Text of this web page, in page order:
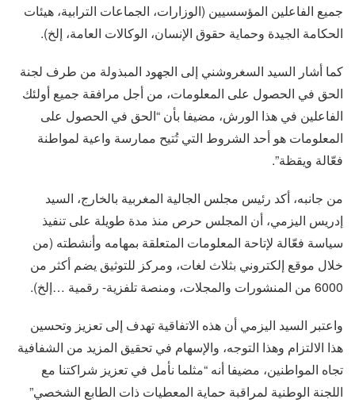
جميع الفاعلين المؤسسيين (الوزارات، الجماعات الترابية، هيئات
الحكامة الجيدة وحماية حقوق الإنسان، الوكالات العامة، إلخ).
كما أشار السيد السغروشني إلى الجهود المبذولة من طرف لجنة
الحق في الحصول على المعلومات، من أجل مرافقة جميع أولئك
الفاعلين في هذا الورش، مضيفا بأن “الحق في الحصول على
المعلومات هو أحد الشروط التي تُتيح ممارسة واعية لمواطنة
فعّالة ويقظة”.
من جانبه، أكد رئيس مجلس الجالية المغربية بالخارج، السيد
إدريس اليزمي، أن المجلس حرص منذ مدة طويلة على تنفيذ
سياسة فعّالة لإتاحة المعلومات المتعلقة بمهامه وأنشطته (من
خلال موقع إلكتروني بثلاث لغات، ومركز للتوثيق يضم أكثر من
6000 من المنشورات والمجلات، ومنصة تلفزية- رقمية …إلخ).
واعتبر السيد اليزمي أن هذه الاتفاقية تهدف إلى تعزيز وتحسين
هذا الالتزام وهذا التوجه، والإسهام في تحقيق المزيد من الشفافية
تجاه المواطنين، مضيفا أنه “مثلما نأمل في تعزيز شراكتنا مع
اللجنة الوطنية لمراقبة حماية المعطيات ذات الطابع الشخصي”